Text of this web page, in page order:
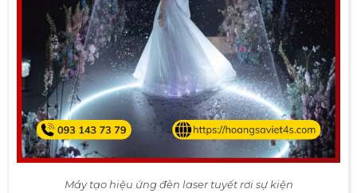
Máy tạo hiệu ứng đèn laser tuyết rơi sự kiện